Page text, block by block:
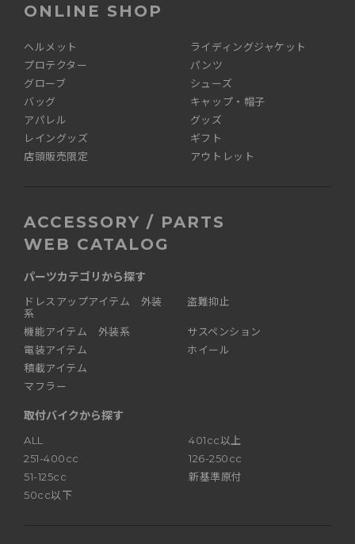
ONLINE SHOP
ヘルメット
ライディングジャケット
プロテクター
パンツ
グローブ
シューズ
バッグ
キャップ・帽子
アパレル
グッズ
レイングッズ
ギフト
店頭販売限定
アウトレット
ACCESSORY / PARTS
WEB CATALOG
パーツカテゴリから探す
ドレスアップアイテム 外装
系
機能アイテム 外装系
電装アイテム
積載アイテム
マフラー
盗難抑止
サスペンション
ホイール
取付バイクから探す
ALL
401cc以上
251-400cc
126-250cc
51-125cc
新基準原付
50cc以下